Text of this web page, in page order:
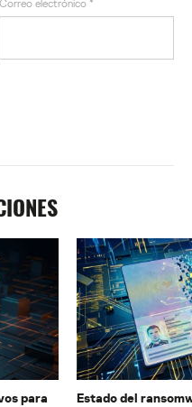
Correo electrónico *
para
Estado del